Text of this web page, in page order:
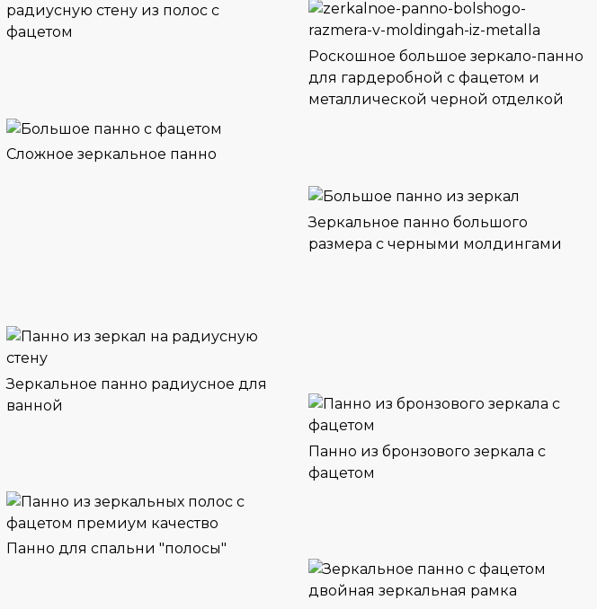
радиусную стену из полос с
фацетом
Роскошное большое зеркало-панно
для гардеробной с фацетом и
металлической черной отделкой
Сложное зеркальное панно
Зеркальное панно большого
размера с черными молдингами
Зеркальное панно радиусное для
ванной
Панно из бронзового зеркала с
фацетом
Панно для спальни "полосы"